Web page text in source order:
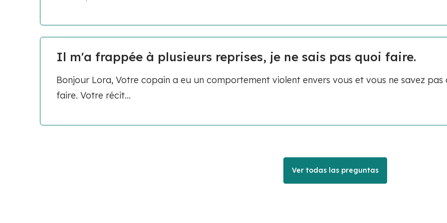
Il m'a frappée à plusieurs reprises, je ne sais pas quoi faire.
Bonjour Lora, Votre copain a eu un comportement violent envers vous et vous ne savez pas
faire. Votre récit...
Ver todas las preguntas